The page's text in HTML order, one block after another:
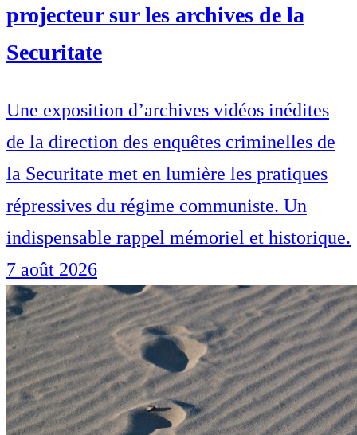
projecteur sur les archives de la
Securitate
Une exposition d’archives vidéos inédites
de la direction des enquêtes criminelles de
la Securitate met en lumière les pratiques
répressives du régime communiste. Un
indispensable rappel mémoriel et historique.
7 août 2026